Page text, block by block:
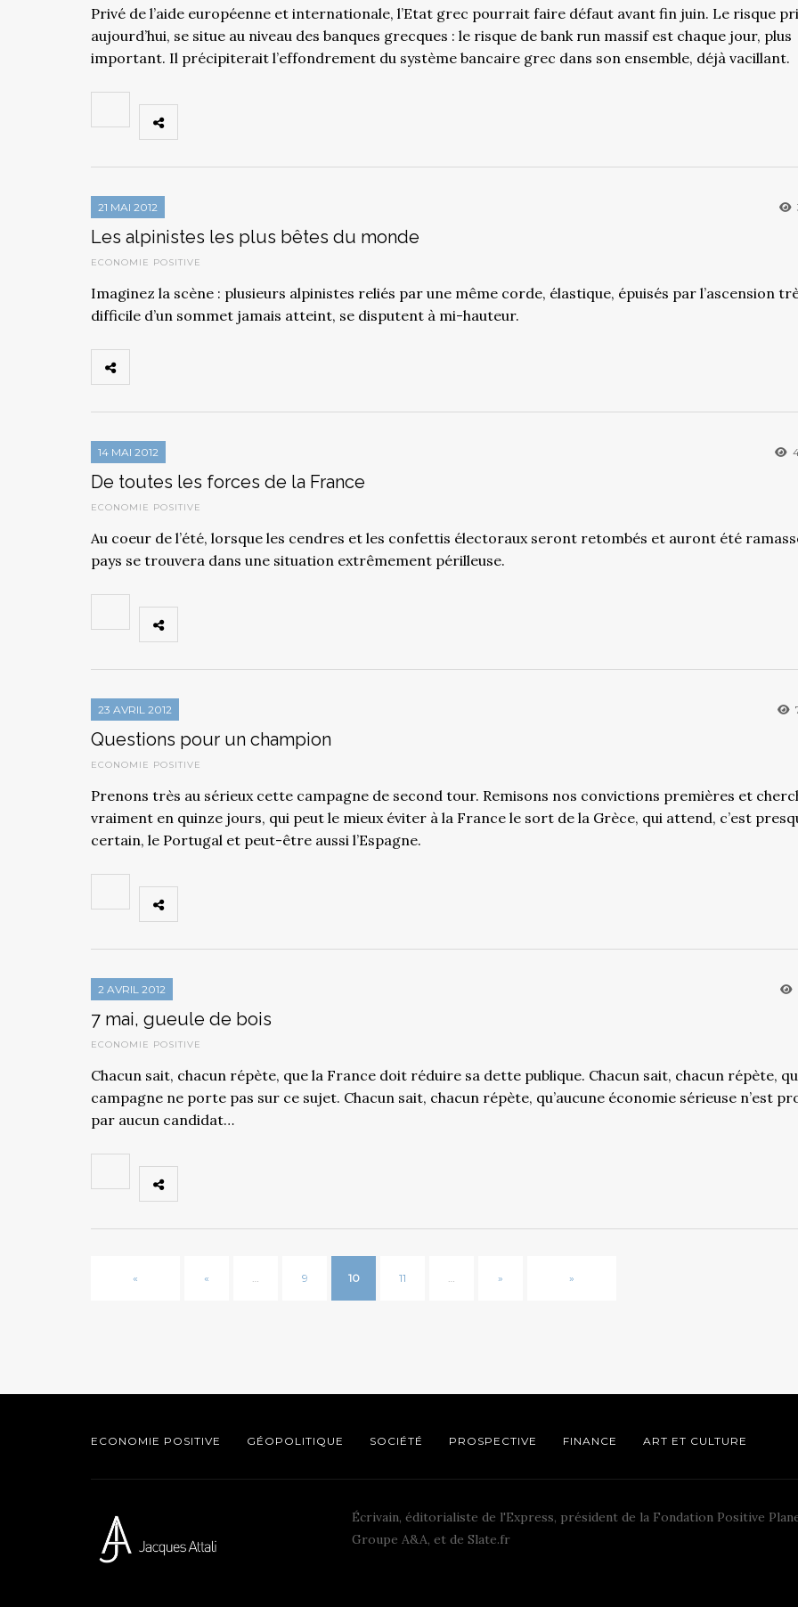
Privé de l’aide européenne et internationale, l’Etat grec pourrait faire défaut avant fin juin. Le risque
aujourd’hui, se situe au niveau des banques grecques : le risque de bank run massif est chaque jour, plus
important. Il précipiterait l’effondrement du système bancaire grec dans son ensemble, déjà vacillant.
21 MAI 2012
Les alpinistes les plus bêtes du monde
ECONOMIE POSITIVE
Imaginez la scène : plusieurs alpinistes reliés par une même corde, élastique, épuisés par l’ascension
difficile d’un sommet jamais atteint, se disputent à mi-hauteur.
14 MAI 2012
De toutes les forces de la France
ECONOMIE POSITIVE
Au coeur de l’été, lorsque les cendres et les confettis électoraux seront retombés et auront été
pays se trouvera dans une situation extrêmement périlleuse.
23 AVRIL 2012
Questions pour un champion
ECONOMIE POSITIVE
Prenons très au sérieux cette campagne de second tour. Remisons nos convictions premières et
vraiment en quinze jours, qui peut le mieux éviter à la France le sort de la Grèce, qui attend, c’est
certain, le Portugal et peut-être aussi l’Espagne.
2 AVRIL 2012
7 mai, gueule de bois
ECONOMIE POSITIVE
Chacun sait, chacun répète, que la France doit réduire sa dette publique. Chacun sait, chacun répète,
campagne ne porte pas sur ce sujet. Chacun sait, chacun répète, qu’aucune économie sérieuse n’est
par aucun candidat…
« « … 9 10 11 … » »
ECONOMIE POSITIVE GÉOPOLITIQUE SOCIÉTÉ PROSPECTIVE FINANCE ART ET CULTURE
Écrivain, éditorialiste de l'Express, président de la Fondation Positive
Groupe A&A, et de Slate.fr